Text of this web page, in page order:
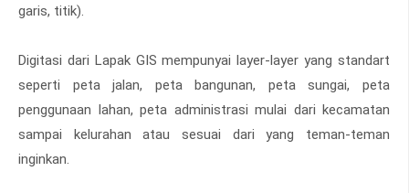
garis, titik).
Digitasi dari Lapak GIS mempunyai layer-layer yang standart
seperti peta jalan, peta bangunan, peta sungai, peta
penggunaan lahan, peta administrasi mulai dari kecamatan
sampai kelurahan atau sesuai dari yang teman-teman
inginkan.